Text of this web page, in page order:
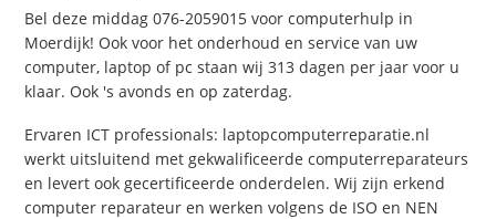
Bel deze middag 076-2059015 voor computerhulp in
Moerdijk! Ook voor het onderhoud en service van uw
computer, laptop of pc staan wij 313 dagen per jaar voor u
klaar. Ook 's avonds en op zaterdag.
Ervaren ICT professionals: laptopcomputerreparatie.nl
werkt uitsluitend met gekwalificeerde computerreparateurs
en levert ook gecertificeerde onderdelen. Wij zijn erkend
computer reparateur en werken volgens de ISO en NEN